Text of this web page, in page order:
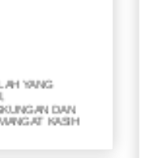
DAN
KASIH